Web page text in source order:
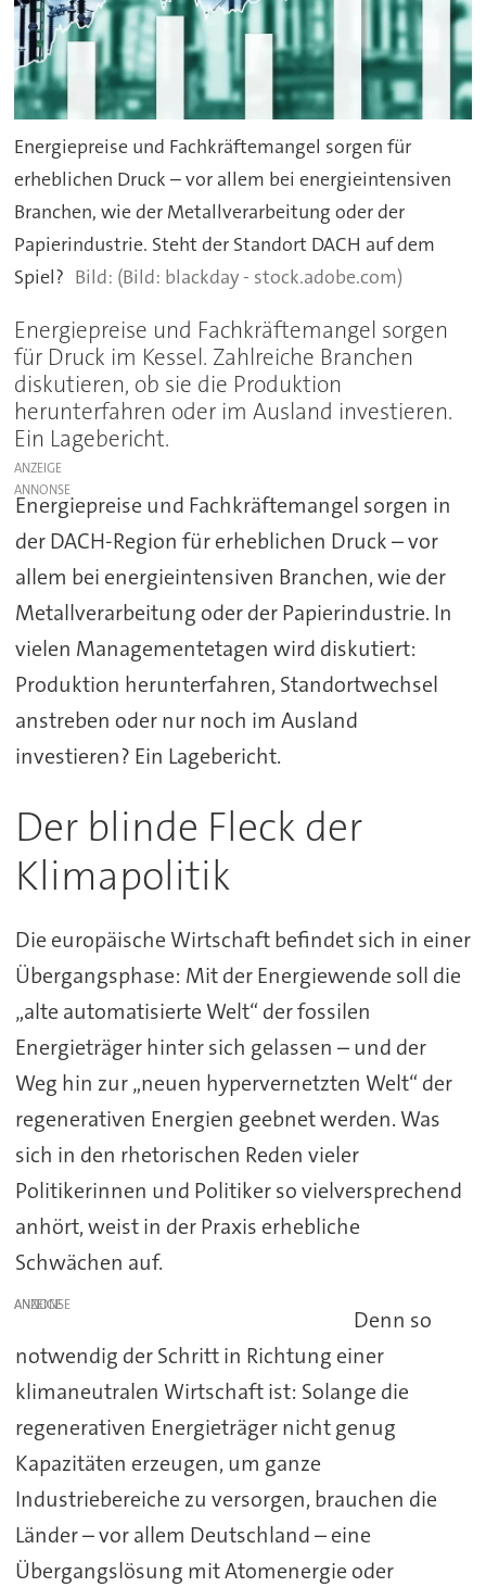
Energiepreise und Fachkräftemangel sorgen für
erheblichen Druck – vor allem bei energieintensiven
Branchen, wie der Metallverarbeitung oder der
Papierindustrie. Steht der Standort DACH auf dem
Spiel?
(Bild: blackday - stock.adobe.com)
Energiepreise und Fachkräftemangel sorgen
für Druck im Kessel. Zahlreiche Branchen
diskutieren, ob sie die Produktion
herunterfahren oder im Ausland investieren.
Ein Lagebericht.
ANZEIGE
Energiepreise und Fachkräftemangel sorgen in
der DACH-Region für erheblichen Druck – vor
allem bei energieintensiven Branchen, wie der
Metallverarbeitung oder der Papierindustrie. In
vielen Managementetagen wird diskutiert:
Produktion herunterfahren, Standortwechsel
anstreben oder nur noch im Ausland
investieren? Ein Lagebericht.
Der blinde Fleck der
Klimapolitik
Die europäische Wirtschaft befindet sich in einer
Übergangsphase: Mit der Energiewende soll die
„alte automatisierte Welt“ der fossilen
Energieträger hinter sich gelassen – und der
Weg hin zur „neuen hypervernetzten Welt“ der
regenerativen Energien geebnet werden. Was
sich in den rhetorischen Reden vieler
Politikerinnen und Politiker so vielversprechend
anhört, weist in der Praxis erhebliche
Schwächen auf.
ANZEIGE
Denn so
notwendig der Schritt in Richtung einer
klimaneutralen Wirtschaft ist: Solange die
regenerativen Energieträger nicht genug
Kapazitäten erzeugen, um ganze
Industriebereiche zu versorgen, brauchen die
Länder – vor allem Deutschland – eine
Übergangslösung mit Atomenergie oder